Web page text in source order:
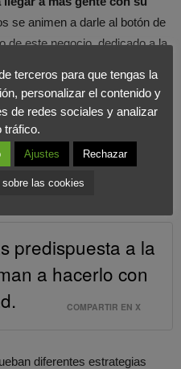
se animen a darle al botón de
de este negocio, dedicado a la
ingredientes naturales-,
la web está con un 30% de
una bajada importante de los
expone Casado.” En un día
más predispuesta a la
más facilidad”.
predispuesta a la
a hacerlo con
COMPARTIR EN X
diferentes estrategias
terceros para que tengas la
personalizar el contenido y
de redes sociales y analizar
tráfico.
Ajustes Rechazar
las cookies